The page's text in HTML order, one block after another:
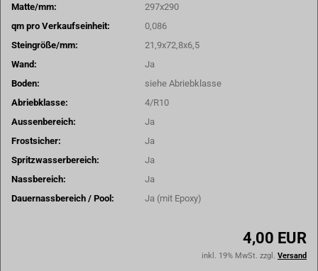
Matte/mm:
297x290
qm pro Verkaufseinheit:
0,086
Steingröße/mm:
21,9x72,8x6,5
Wand:
Ja
Boden:
siehe Abriebklasse
Abriebklasse:
4/R10
Aussenbereich:
Ja
Frostsicher:
Ja
Spritzwasserbereich:
Ja
Nassbereich:
Ja
Dauernassbereich / Pool:
Ja (mit Epoxy)
4,00 EUR
inkl. 19% MwSt. zzgl. Versand